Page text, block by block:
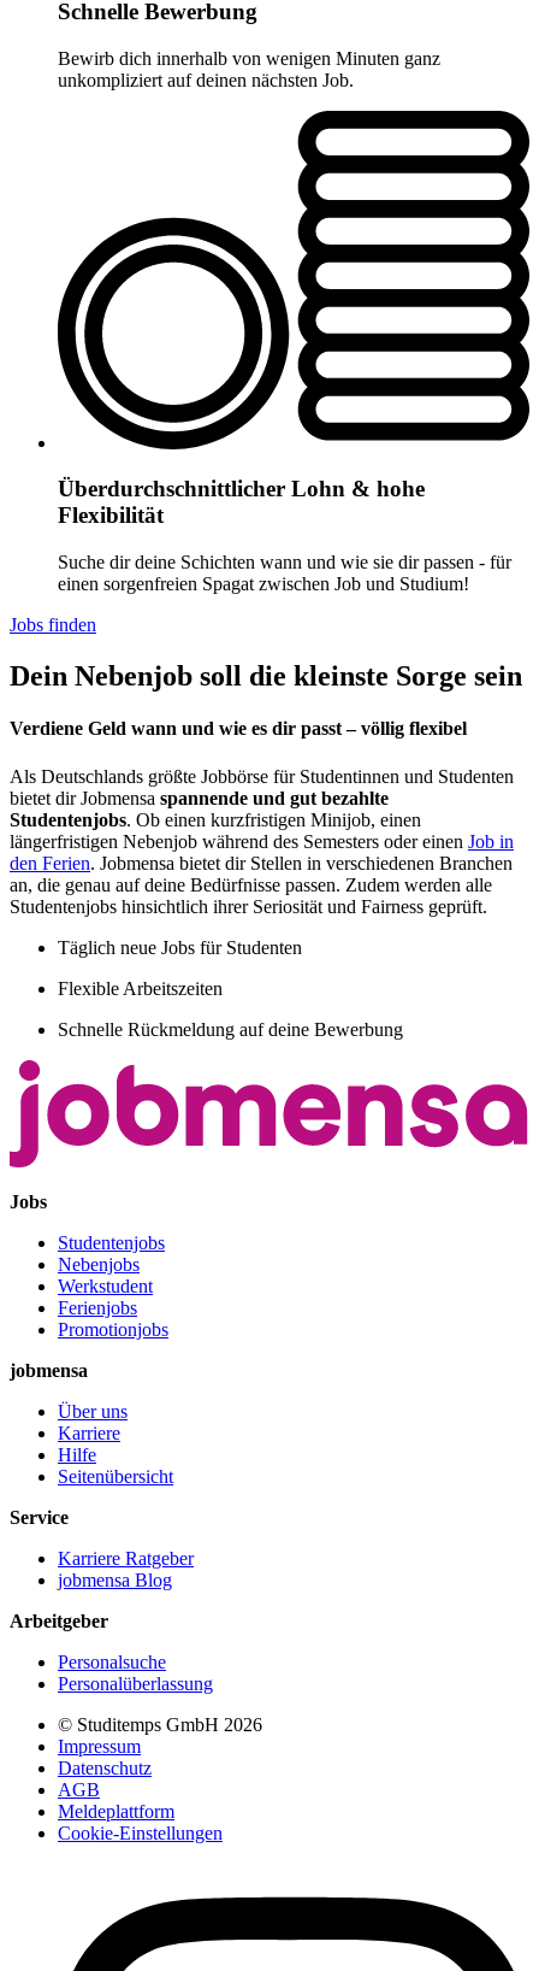
Schnelle Bewerbung
Bewirb dich innerhalb von wenigen Minuten ganz
unkompliziert auf deinen nächsten Job.
Überdurchschnittlicher Lohn & hohe
Flexibilität
Suche dir deine Schichten wann und wie sie dir passen - für
einen sorgenfreien Spagat zwischen Job und Studium!
Jobs finden
Dein Nebenjob soll die kleinste Sorge sein
Verdiene Geld wann und wie es dir passt – völlig flexibel
Als Deutschlands größte Jobbörse für Studentinnen und Studenten
bietet dir Jobmensa spannende und gut bezahlte
Studentenjobs. Ob einen kurzfristigen Minijob, einen
längerfristigen Nebenjob während des Semesters oder einen Job in
den Ferien. Jobmensa bietet dir Stellen in verschiedenen Branchen
an, die genau auf deine Bedürfnisse passen. Zudem werden alle
Studentenjobs hinsichtlich ihrer Seriosität und Fairness geprüft.
Täglich neue Jobs für Studenten
Flexible Arbeitszeiten
Schnelle Rückmeldung auf deine Bewerbung
Jobs
Studentenjobs
Nebenjobs
Werkstudent
Ferienjobs
Promotionjobs
jobmensa
Über uns
Karriere
Hilfe
Seitenübersicht
Service
Karriere Ratgeber
jobmensa Blog
Arbeitgeber
Personalsuche
Personalüberlassung
© Studitemps GmbH 2026
Impressum
Datenschutz
AGB
Meldeplattform
Cookie-Einstellungen